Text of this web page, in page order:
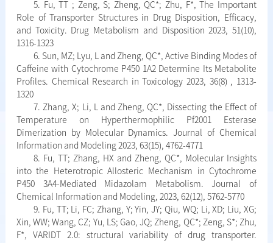
5. Fu, TT ; Zeng, S; Zheng, QC*; Zhu, F*, The Important
Role of Transporter Structures in Drug Disposition, Efficacy,
and Toxicity. Drug Metabolism and Disposition 2023, 51(10),
1316-1323
6. Sun, MZ; Lyu, L and Zheng, QC*, Active Binding Modes of
Caffeine with Cytochrome P450 1A2 Determine Its Metabolite
Profiles. Chemical Research in Toxicology 2023, 36(8) , 1313-
1320
7. Zhang, X; Li, L and Zheng, QC*, Dissecting the Effect of
Temperature on Hyperthermophilic Pf2001 Esterase
Dimerization by Molecular Dynamics. Journal of Chemical
Information and Modeling 2023, 63(15), 4762-4771
8. Fu, TT; Zhang, HX and Zheng, QC*, Molecular Insights
into the Heterotropic Allosteric Mechanism in Cytochrome
P450 3A4-Mediated Midazolam Metabolism. Journal of
Chemical Information and Modeling, 2023, 62(12), 5762-5770
9. Fu, TT; Li, FC; Zhang, Y; Yin, JY; Qiu, WQ; Li, XD; Liu, XG;
Xin, WW; Wang, CZ; Yu, LS; Gao, JQ; Zheng, QC*; Zeng, S*; Zhu,
F*, VARIDT 2.0: structural variability of drug transporter.